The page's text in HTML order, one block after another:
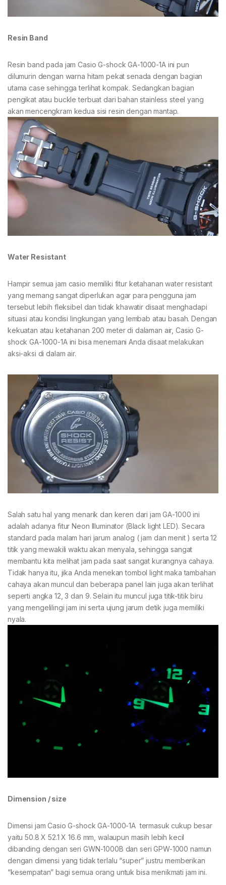
Resin Band
Resin band pada jam Casio G-shock GA-1000-1A ini pun
dilumurin dengan warna hitam pekat senada dengan bagian
utama case sehingga terlihat kompak. Sedangkan bagian
pengikat atau buckle terbuat dari bahan stainless steel yang
akan mencengkram kedua sisi resin dengan mantap.
Water Resistant
Hampir semua jam casio memiliki fitur ketahanan water resistant
yang memang sangat diperlukan agar para pengguna jam
tersebut lebih fleksibel dan tidak khawatir disaat menghadapi
situasi atau kondisi lingkungan yang lembab atau basah. Dengan
kekuatan atau ketahanan 200 meter di dalaman air, Casio G-
shock GA-1000-1A ini bisa menemani Anda disaat melakukan
aksi-aksi di dalam air.
Salah satu hal yang menarik dan keren dari jam GA-1000 ini
adalah adanya fitur Neon Illuminator (Black light LED). Secara
standard pada malam hari jarum analog ( jam dan menit ) serta 12
titik yang mewakili waktu akan menyala, sehingga sangat
membantu kita melihat jam pada saat sangat kurangnya cahaya.
Tidak hanya itu, jika Anda menekan tombol light maka tambahan
cahaya akan muncul dan beberapa panel lain juga akan terlihat
seperti angka 12, 3 dan 9. Selain itu muncul juga titik-titik biru
yang mengelilingi jam ini serta ujung jarum detik juga memiliki
nyala.
Dimension / size
Dimensi jam Casio G-shock GA-1000-1A termasuk cukup besar
yaitu 50.8 X 52.1 X 16.6 mm, walaupun masih lebih kecil
dibanding dengan seri GWN-1000B dan seri GPW-1000 namun
dengan dimensi yang tidak terlalu “super” justru memberikan
“kesempatan” bagi semua orang untuk bisa menikmati jam ini.